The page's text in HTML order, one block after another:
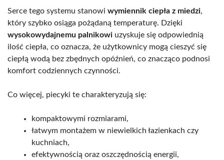
Serce tego systemu stanowi wymiennik ciepła z miedzi,
który szybko osiąga pożądaną temperaturę. Dzięki
wysokowydajnemu palnikowi uzyskuje się odpowiednią
ilość ciepła, co oznacza, że użytkownicy mogą cieszyć się
ciepłą wodą bez zbędnych opóźnień, co znacząco podnosi
komfort codziennych czynności.
Co więcej, piecyki te charakteryzują się:
kompaktowymi rozmiarami,
łatwym montażem w niewielkich łazienkach czy
kuchniach,
efektywnością oraz oszczędnością energii,